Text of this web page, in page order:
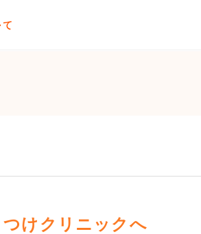
けクリニックへ